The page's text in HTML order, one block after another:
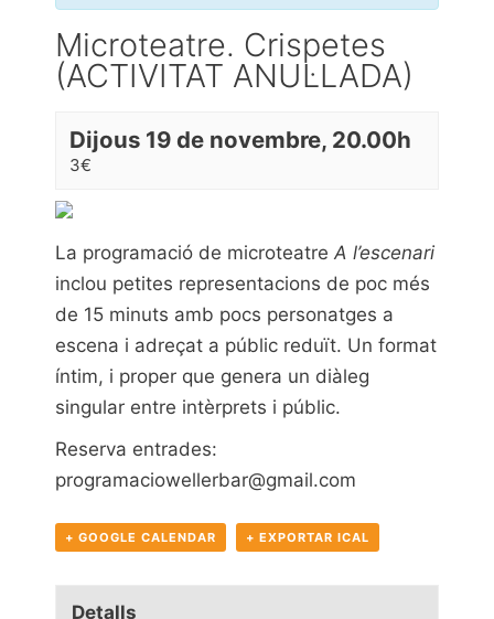
Microteatre. Crispetes
(ACTIVITAT ANUL·LADA)
Dijous 19 de novembre, 20.00h
3€
La programació de microteatre A l’escenari
inclou petites representacions de poc més
de 15 minuts amb pocs personatges a
escena i adreçat a públic reduït. Un format
íntim, i proper que genera un diàleg
singular entre intèrprets i públic.
Reserva entrades:
programaciowellerbar@gmail.com
+ GOOGLE CALENDAR + EXPORTAR ICAL
Detalls